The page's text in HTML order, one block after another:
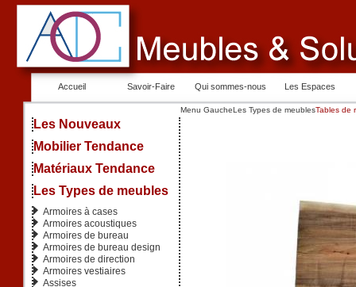
Accueil Savoir-Faire Qui sommes-nous Les Espaces
Les Nouveaux
Mobilier Tendance
Matériaux Tendance
Les Types de meubles
Armoires à cases
Armoires acoustiques
Armoires de bureau
Armoires de bureau design
Armoires de direction
Armoires vestiaires
Assises
Menu GaucheLes Types de meublesTables de